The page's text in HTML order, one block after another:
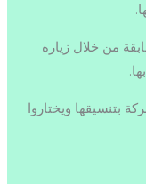
من خلال زياره
بتنسيقها ويختاروا